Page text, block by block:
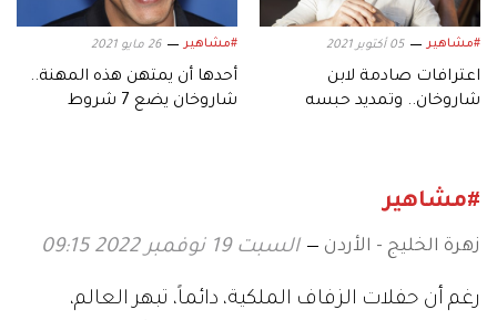
#مشاهير 05 أكتوبر 2021
اعترافات صادمة لابن
شاروخان.. وتمديد حبسه
#مشاهير 26 مايو 2021
أحدها أن يمتهن هذه المهنة..
شاروخان يضع 7 شروط
#مشاهير
زهرة الخليج - الأردن السبت 19 نوفمبر 2022 09:15
رغم أن حفلات الزفاف الملكية، دائماً، تبهر العالم،